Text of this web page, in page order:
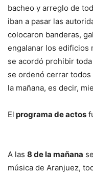
bacheo y arreglo de
iban a pasar las
colocaron banderas,
engalanar los edificios
se acordó prohibir
se ordenó cerrar todos
la mañana, es decir,
El programa de actos
A las 8 de la mañana
música de Aranjuez,